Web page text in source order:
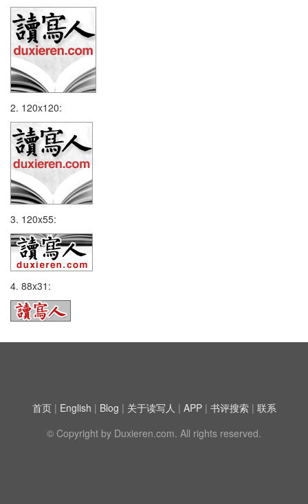
2. 120x120:
3. 120x55:
4. 88x31:
首页| English | Blog | 关于读写人 | APP| 书评搜索| 联系
© Copyright by Duxieren.com. All rights reserved.